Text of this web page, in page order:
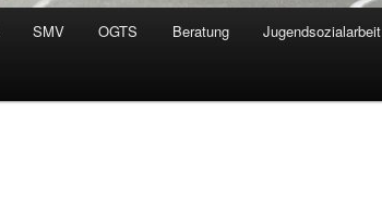
SMV OGTS Beratung Jugendsozialarbeit